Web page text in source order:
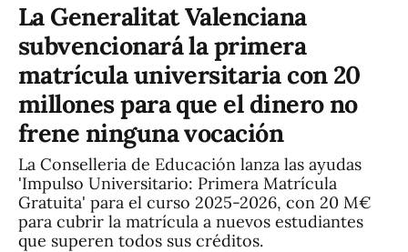
La Generalitat Valenciana
subvencionará la primera
matrícula universitaria con 20
millones para que el dinero no
frene ninguna vocación
La Conselleria de Educación lanza las ayudas
'Impulso Universitario: Primera Matrícula
Gratuita' para el curso 2025-2026, con 20 M€
para cubrir la matrícula a nuevos estudiantes
que superen todos sus créditos.